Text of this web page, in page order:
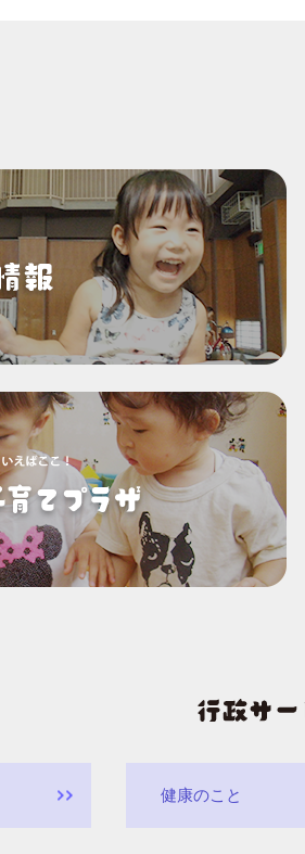
健康のこと